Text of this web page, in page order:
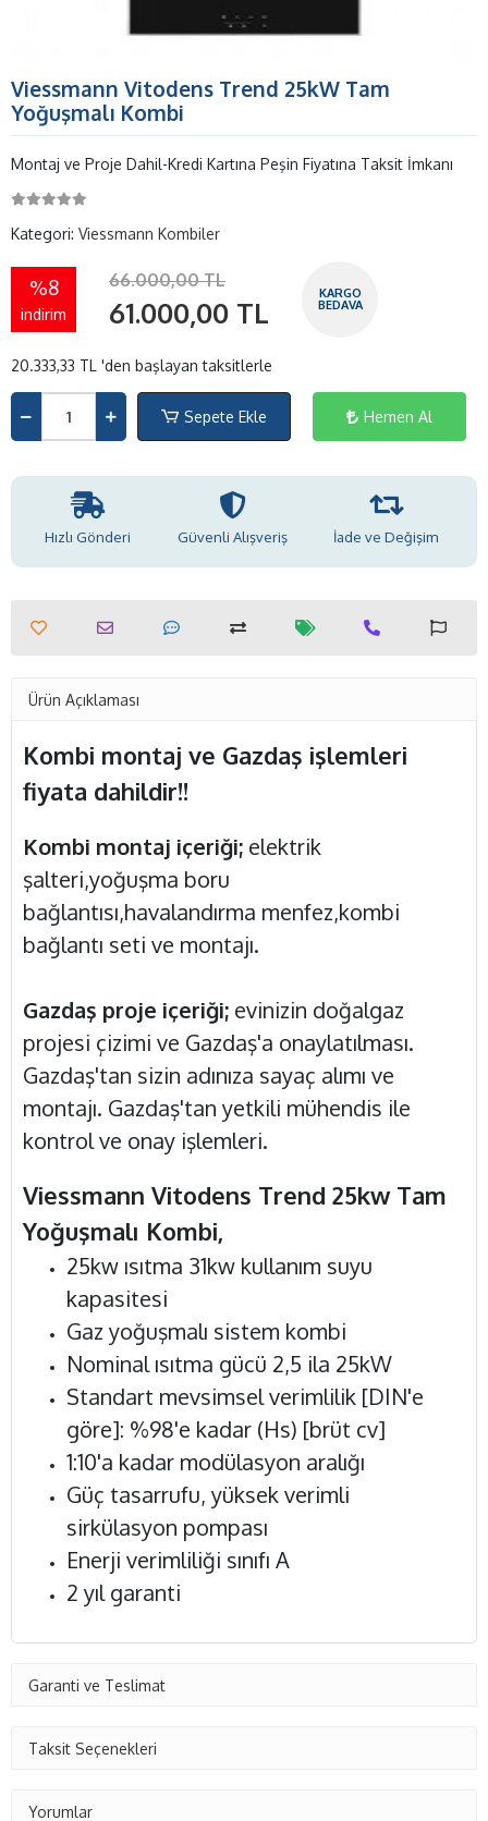
Viessmann Vitodens Trend 25kW Tam
Yoğuşmalı Kombi
Montaj ve Proje Dahil-Kredi Kartına Peşin Fiyatına Taksit İmkanı
Kategori: Viessmann Kombiler
%8
indirim
66.000,00 TL
61.000,00 TL
KARGO
BEDAVA
20.333,33 TL 'den başlayan taksitlerle
Sepete Ekle Hemen Al
Hızlı Gönderi Güvenli Alışveriş İade ve Değişim
Ürün Açıklaması
Kombi montaj ve Gazdaş işlemleri
fiyata dahildir!!
Kombi montaj içeriği; elektrik
şalteri,yoğuşma boru
bağlantısı,havalandırma menfez,kombi
bağlantı seti ve montajı.
Gazdaş proje içeriği; evinizin doğalgaz
projesi çizimi ve Gazdaş'a onaylatılması.
Gazdaş'tan sizin adınıza sayaç alımı ve
montajı. Gazdaş'tan yetkili mühendis ile
kontrol ve onay işlemleri.
Viessmann Vitodens Trend 25kw Tam
Yoğuşmalı Kombi,
25kw ısıtma 31kw kullanım suyu
kapasitesi
Gaz yoğuşmalı sistem kombi
Nominal ısıtma gücü 2,5 ila 25kW
Standart mevsimsel verimlilik [DIN'e
göre]: %98'e kadar (Hs) [brüt cv]
1:10'a kadar modülasyon aralığı
Güç tasarrufu, yüksek verimli
sirkülasyon pompası
Enerji verimliliği sınıfı A
2 yıl garanti
Garanti ve Teslimat
Taksit Seçenekleri
Yorumlar